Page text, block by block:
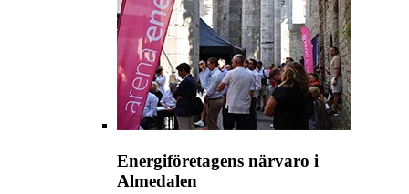
Energiföretagens närvaro i
Almedalen